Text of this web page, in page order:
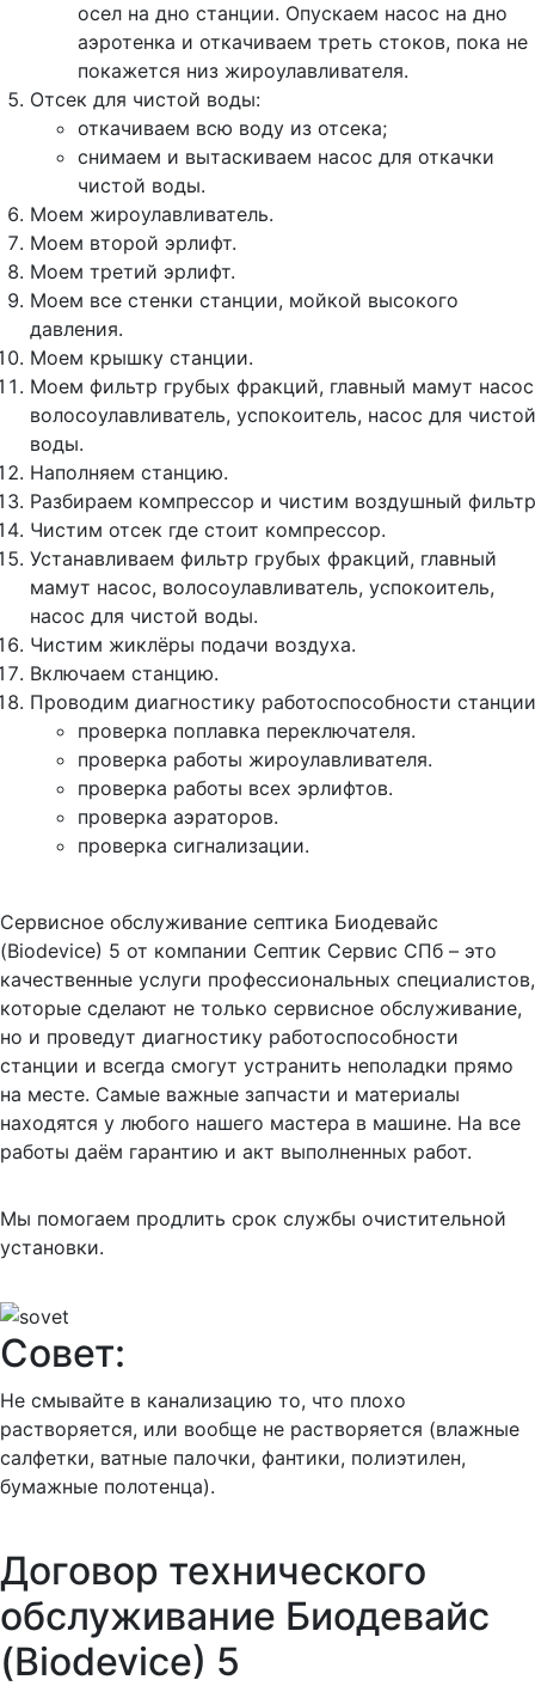
осел на дно станции. Опускаем насос на дно
аэротенка и откачиваем треть стоков, пока не
покажется низ жироулавливателя.
Отсек для чистой воды:
откачиваем всю воду из отсека;
снимаем и вытаскиваем насос для откачки
чистой воды.
Моем жироулавливатель.
Моем второй эрлифт.
Моем третий эрлифт.
Моем все стенки станции, мойкой высокого
давления.
Моем крышку станции.
Моем фильтр грубых фракций, главный мамут
волосоулавливатель, успокоитель, насос для чистой
воды.
Наполняем станцию.
Разбираем компрессор и чистим воздушный
Чистим отсек где стоит компрессор.
Устанавливаем фильтр грубых фракций, главный
мамут насос, волосоулавливатель, успокоитель,
насос для чистой воды.
Чистим жиклёры подачи воздуха.
Включаем станцию.
Проводим диагностику работоспособности
проверка поплавка переключателя.
проверка работы жироулавливателя.
проверка работы всех эрлифтов.
проверка аэраторов.
проверка сигнализации.
Сервисное обслуживание септика Биодевайс
(Biodevice) 5 от компании Септик Сервис СПб – это
качественные услуги профессиональных специалистов,
которые сделают не только сервисное обслуживание,
но и проведут диагностику работоспособности
станции и всегда смогут устранить неполадки прямо
на месте. Самые важные запчасти и материалы
находятся у любого нашего мастера в машине. На все
работы даём гарантию и акт выполненных работ.
Мы помогаем продлить срок службы очистительной
установки.
Совет:
Не смывайте в канализацию то, что плохо
растворяется, или вообще не растворяется (влажные
салфетки, ватные палочки, фантики, полиэтилен,
бумажные полотенца).
Договор технического
обслуживание Биодевайс
(Biodevice) 5